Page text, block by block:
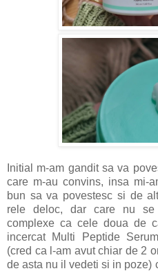
Initial m-am gandit sa va
care m-au convins, insa mi-
bun sa va povestesc si de
rele deloc, dar care nu
complexe ca cele doua de
incercat Multi Peptide
(cred ca l-am avut chiar de 2
de asta nu il vedeti si in poze)